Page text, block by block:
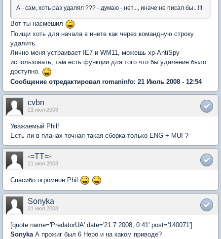
А - сам, хоть раз удалял ??? - думаю - нет..., иначе не писал бы...!!!
Вот ты насмешил
Поищи хоть для начала в инете как через командную строку
удалить.
Лично меня устраивает IE7 и WM11, можешь xp-AntiSpy
использовать, там есть функции для того что бы удаление было
доступно.
Сообщение отредактировал romaninfo: 21 Июль 2008 - 12:54
cvbn
21 июл 2008
Уважаемый Phil!
Есть ли в планах точная такая сборка только ENG + MUI ?
-=TT=-
21 июл 2008
Спасибо огромное Phil
Sonyka
21 июл 2008
[quote name='PredatorUA' date='21.7.2008, 0:41' post='140071']
SonykaА прожиг был 6 Неро и на каком приводе?